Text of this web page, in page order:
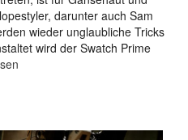
darunter auch Sam
wieder unglaubliche Tricks
wird der Swatch Prime